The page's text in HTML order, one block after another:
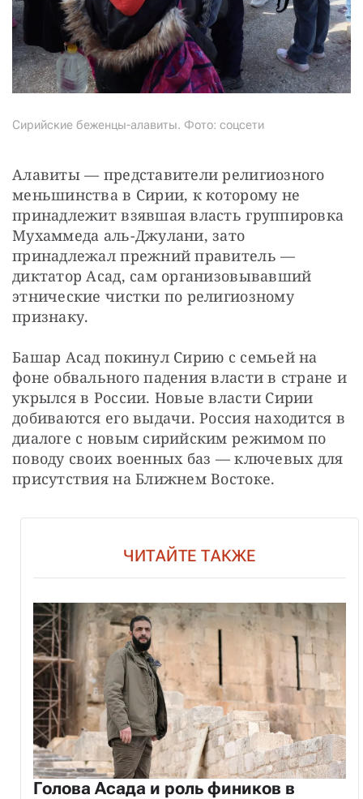
Сирийские беженцы-алавиты. Фото: соцсети
Алавиты — представители религиозного
меньшинства в Сирии, к которому не
принадлежит взявшая власть группировка
Мухаммеда аль-Джулани, зато
принадлежал прежний правитель —
диктатор Асад, сам организовывавший
этнические чистки по религиозному
признаку.
Башар Асад покинул Сирию с семьей на
фоне обвального падения власти в стране и
укрылся в России. Новые власти Сирии
добиваются его выдачи. Россия находится в
диалоге с новым сирийским режимом по
поводу своих военных баз — ключевых для
присутствия на Ближнем Востоке.
ЧИТАЙТЕ ТАКЖЕ
Голова Асада и роль фиников в